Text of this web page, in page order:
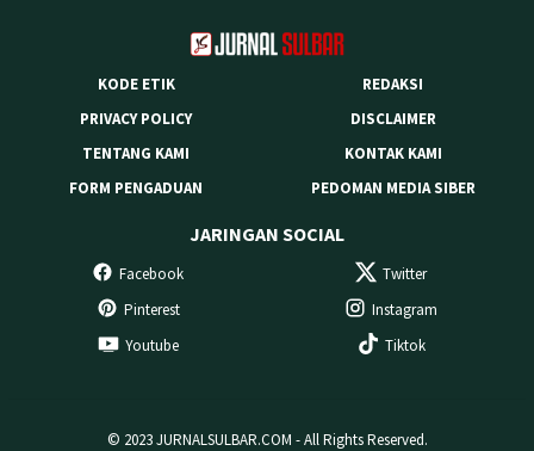
KODE ETIK
REDAKSI
PRIVACY POLICY
DISCLAIMER
TENTANG KAMI
KONTAK KAMI
FORM PENGADUAN
PEDOMAN MEDIA SIBER
JARINGAN SOCIAL
Facebook
Twitter
Pinterest
Instagram
Youtube
Tiktok
© 2023 JURNALSULBAR.COM - All Rights Reserved.